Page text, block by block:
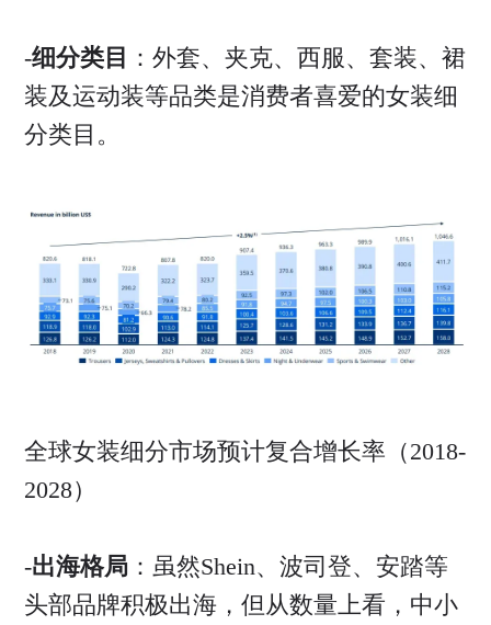
-细分类目
：外套、夹克、西服、套装、裙
装及运动装等品类是消费者喜爱的女装细
分类目。
全球女装细分市场预计复合增长率（2018-
2028）
-出海格局 ：虽然Shein、波司登、安踏等
头部品牌积极出海，但从数量上看，中小